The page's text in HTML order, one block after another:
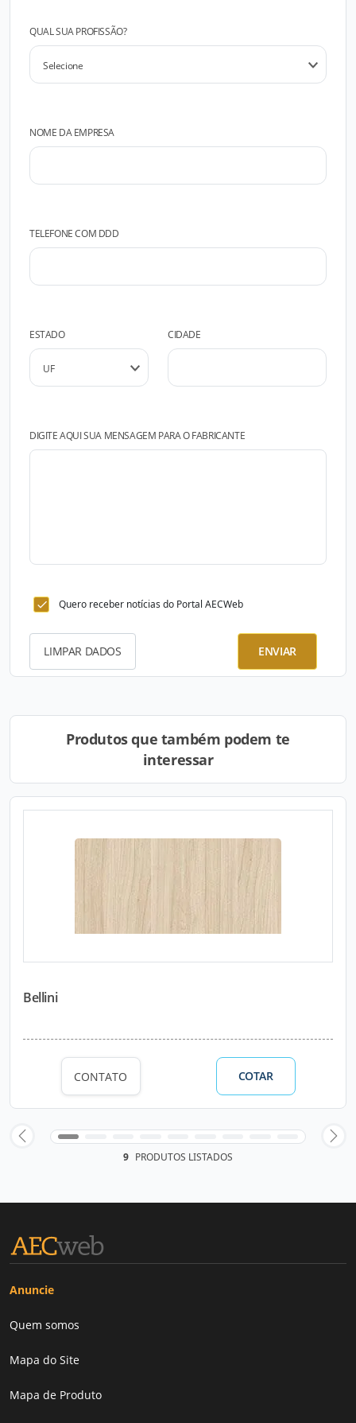
QUAL SUA PROFISSÃO?
NOME DA EMPRESA
TELEFONE COM DDD
ESTADO CIDADE
DIGITE AQUI SUA MENSAGEM PARA O FABRICANTE
Quero receber notícias do Portal AECWeb
LIMPAR DADOS ENVIAR
Produtos que também podem te
interessar
Bellini
CONTATO COTAR
9 PRODUTOS LISTADOS
Anuncie
Quem somos
Mapa do Site
Mapa de Produto